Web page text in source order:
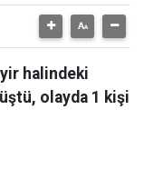
halindeki
olayda 1 kişi